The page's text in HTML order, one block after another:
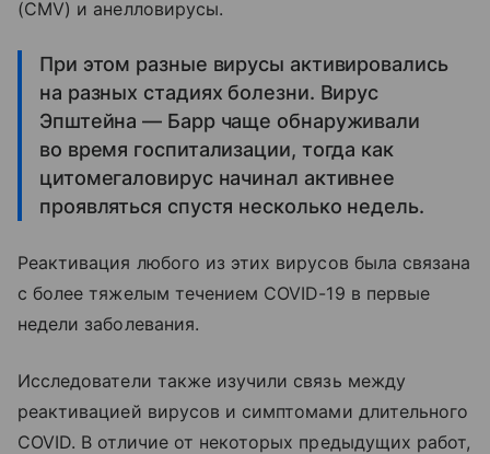
(CMV) и анелловирусы.
При этом разные вирусы активировались
на разных стадиях болезни. Вирус
Эпштейна — Барр чаще обнаруживали
во время госпитализации, тогда как
цитомегаловирус начинал активнее
проявляться спустя несколько недель.
Реактивация любого из этих вирусов была связана
с более тяжелым течением COVID-19 в первые
недели заболевания.
Исследователи также изучили связь между
реактивацией вирусов и симптомами длительного
COVID. В отличие от некоторых предыдущих работ,